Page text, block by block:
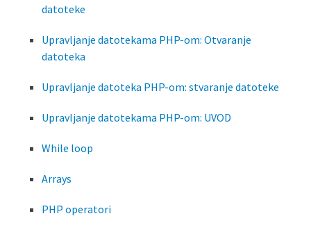
datoteke
Upravljanje datotekama PHP-om: Otvaranje
datoteka
Upravljanje datoteka PHP-om: stvaranje datoteke
Upravljanje datotekama PHP-om: UVOD
While loop
Arrays
PHP operatori